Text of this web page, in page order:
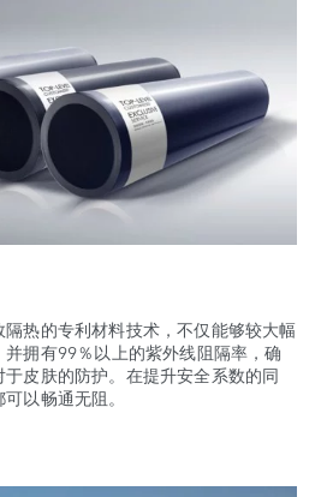
热的专利材料技术，不仅能够较大幅
拥有99％以上的紫外线阻隔率，确
皮肤的防护。在提升安全系数的同
以畅通无阻。